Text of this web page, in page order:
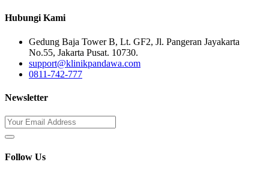
Hubungi Kami
Gedung Baja Tower B, Lt. GF2, Jl. Pangeran Jayakarta
No.55, Jakarta Pusat. 10730.
support@klinikpandawa.com
0811-742-777
Newsletter
Follow Us